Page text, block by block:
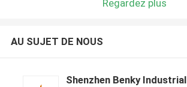
Regardez plus
AU SUJET DE NOUS
Shenzhen Benky Industrial